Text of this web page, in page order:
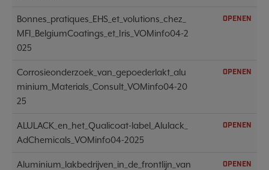
Bonnes_pratiques_EHS_et_volutions_chez_
MFI_BelgiumCoatings_et_Iris_VOMinfo04-2
025
OPENEN
Corrosieonderzoek_van_gepoederlakt_alu
minium_Materials_Consult_VOMinfo04-20
25
OPENEN
ALULACK_en_het_Qualicoat-label_Alulack_
AdChemicals_VOMinfo04-2025
OPENEN
Aluminium_lakbedrijven_in_de_frontlijn_van
OPENEN